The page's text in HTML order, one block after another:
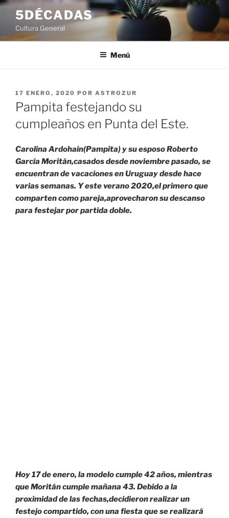
Saltar
contenido
5DÉCADAS
Cultura General
Menú
PUBLICADO
EL
17 ENERO, 2020 POR ASTROZUR
Pampita festejando su
cumpleaños en Punta del Este.
Carolina Ardohain(Pampita) y su esposo Roberto
García Moritán,casados desde noviembre pasado, se
encuentran de vacaciones en Uruguay desde hace
varias semanas. Y este verano 2020,el primero que
comparten como pareja,aprovecharon su descanso
para festejar por partida doble.
Hoy 17 de enero, la modelo cumple 42 años, mientras
que Moritán cumple mañana 43. Debido a la
proximidad de las fechas,decidieron realizar un
festejo compartido, con una fiesta que se realizará